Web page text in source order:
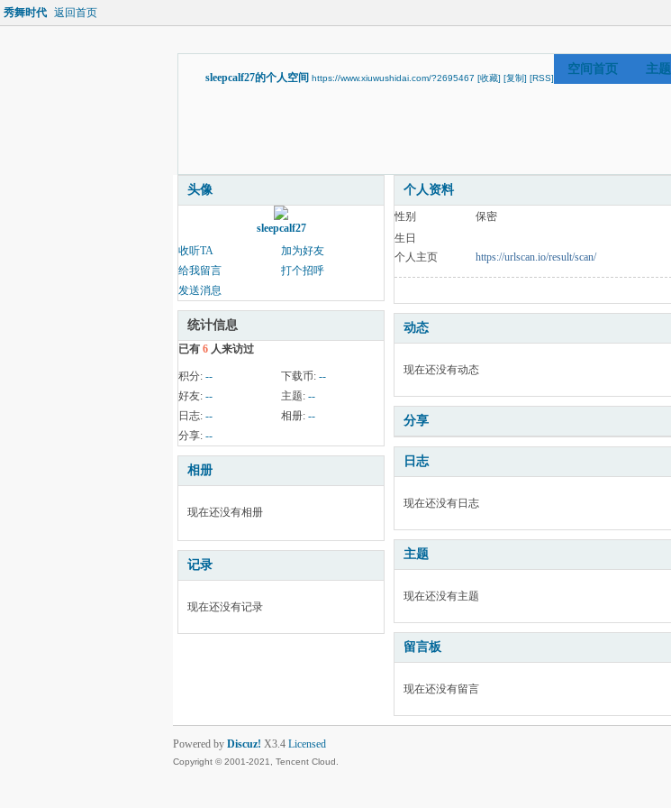
秀舞时代 返回首页
sleepcalf27的个人空间 https://www.xiuwushidai.com/?2695467 [收藏] [复制] [RSS]
空间首页 主题
头像
sleepcalf27
收听TA
加为好友
给我留言
打个招呼
发送消息
统计信息
已有 6 人来访过
积分: -- 下载币: --
好友: -- 主题: --
日志: -- 相册: --
分享: --
相册
现在还没有相册
记录
现在还没有记录
个人资料
性别
保密
生日
个人主页
https://urlscan.io/result/scan/
动态
现在还没有动态
分享
日志
现在还没有日志
主题
现在还没有主题
留言板
现在还没有留言
Powered by Discuz! X3.4 Licensed
Copyright © 2001-2021, Tencent Cloud.